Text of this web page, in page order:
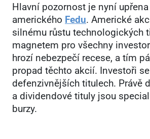
Hlavní pozornost je nyní
amerického Fedu. Americké
silnému růstu technologických
magnetem pro všechny
hrozí nebezpečí recese, a tím
propad těchto akcií. Investoři
defenzivnějších titulech. Právě
a dividendové tituly jsou
burzy.